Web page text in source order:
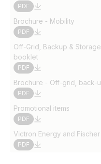
PDF
Brochure - Mobility
PDF
Off-Grid, Backup &
booklet
PDF
Brochure - Off-grid, back-
PDF
Promotional items
PDF
Victron Energy and
PDF